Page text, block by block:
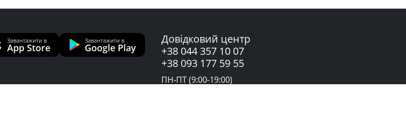
Завантажити в
App Store
Завантажити в
Google Play
Довідковий центр
+38 044 357 10 07
+38 093 177 59 55
ПН-ПТ (9:00-19:00)